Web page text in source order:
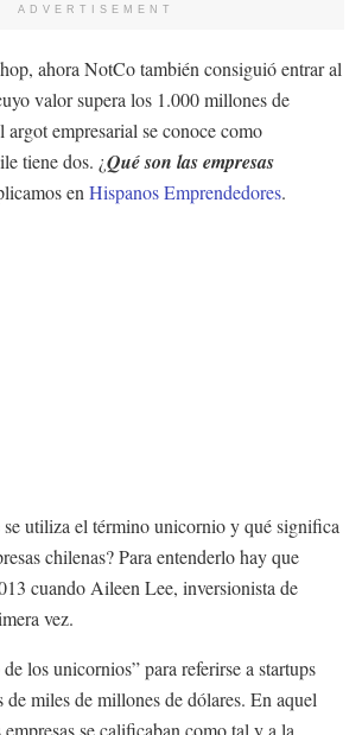
ADVERTISEMENT
ahora NotCo también consiguió entrar al
valor supera los 1.000 millones de
empresarial se conoce como
tiene dos. ¿Qué son las empresas
en Hispanos Emprendedores.
se utiliza el término unicornio y qué significa
chilenas? Para entenderlo hay que
cuando Aileen Lee, inversionista de
vez.
los unicornios” para referirse a startups
de miles de millones de dólares. En aquel
se calificaban como tal y a la